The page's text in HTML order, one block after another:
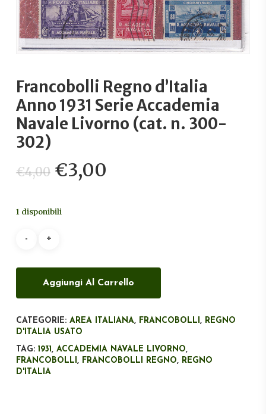
Francobolli Regno d’Italia
Anno 1931 Serie Accademia
Navale Livorno (cat. n. 300-
302)
€4,00 Il
prezzo
originale
€3,00
1 disponibili
Aggiungi Al Carrello
CATEGORIE: AREA ITALIANA, FRANCOBOLLI , REGNO
D'ITALIA USATO
TAG: 1931 , ACCADEMIA NAVALE LIVORNO,
FRANCOBOLLI , FRANCOBOLLI REGNO, REGNO
D'ITALIA